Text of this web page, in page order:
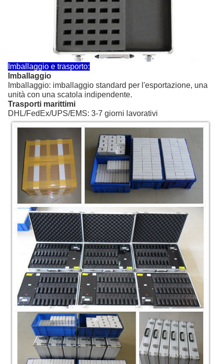
Imballaggio e trasporto:
Imballaggio
Imballaggio: imballaggio standard per l'esportazione, una
unità con una scatola indipendente.
Trasporti marittimi
DHL/FedEx/UPS/EMS: 3-7 giorni lavorativi